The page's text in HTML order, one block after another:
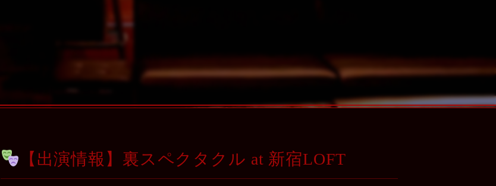
【出演情報】裏スペクタクル at 新宿LOFT